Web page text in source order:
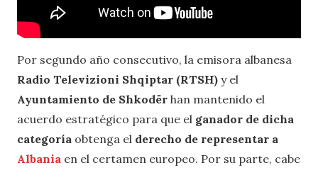
Por segundo año consecutivo, la emisora albanesa
Radio Televizioni Shqiptar (RTSH) y el
Ayuntamiento de Shkodër han mantenido el
acuerdo estratégico para que el ganador de dicha
categoría obtenga el derecho de representar a
Albania en el certamen europeo. Por su parte, cabe